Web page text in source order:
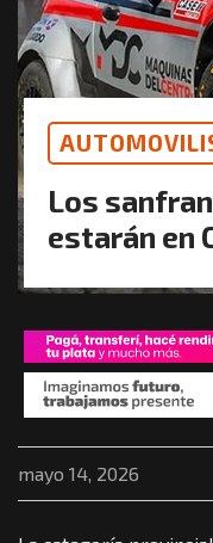
Los
estarán en
mayo 14, 2026